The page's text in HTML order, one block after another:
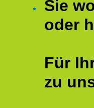
Sie
oder
Für
zu